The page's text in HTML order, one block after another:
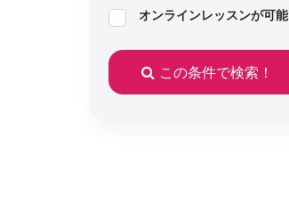
オンラインレッスンが可能
この条件で検索！